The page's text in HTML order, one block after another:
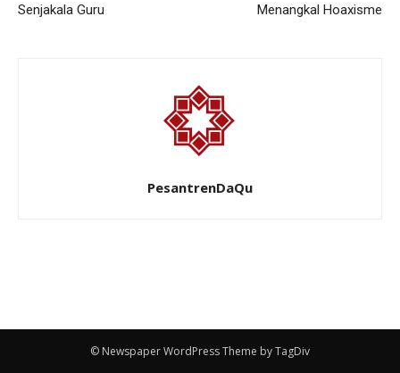
Senjakala Guru Menangkal Hoaxisme
PesantrenDaQu
© Newspaper WordPress Theme by TagDiv